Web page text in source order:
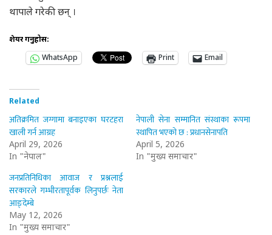
थापाले गरेकी छन् ।
शेयर गर्नुहोस:
WhatsApp
Print Email
Related
अतिक्रमित जग्गामा बनाइएका घरटहरा
खाली गर्न आग्रह
April 29, 2026
In "नेपाल"
नेपाली सेना सम्मानित संस्थाका रूपमा
स्थापित भएको छ : प्रधानसेनापति
April 5, 2026
In "मुख्य समाचार"
जनप्रतिनिधिका आवाज र प्रश्नलाई
सरकारले गम्भीरतापूर्वक लिनुपर्छः नेता
आङ्देम्बे
May 12, 2026
In "मुख्य समाचार"